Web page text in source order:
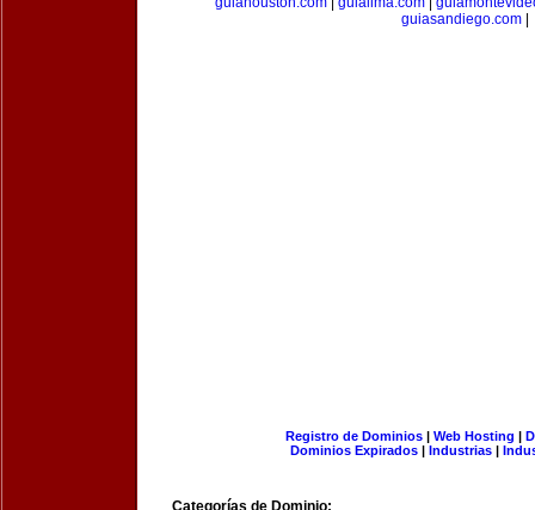
guiasandiego.com|
Registro de Dominios| Web Hosting |
Dominios Expirados | Industrias |
Categorías de Dominio: